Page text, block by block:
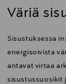
Väriä
Sisustuksessa
energisoivista
antavat virtaa
sisustussuosikit